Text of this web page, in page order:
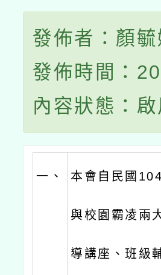
發佈者：顏毓
發佈時間：
內容狀態：啟
一、 本會自民國
與校園霸凌兩
導講座、班級